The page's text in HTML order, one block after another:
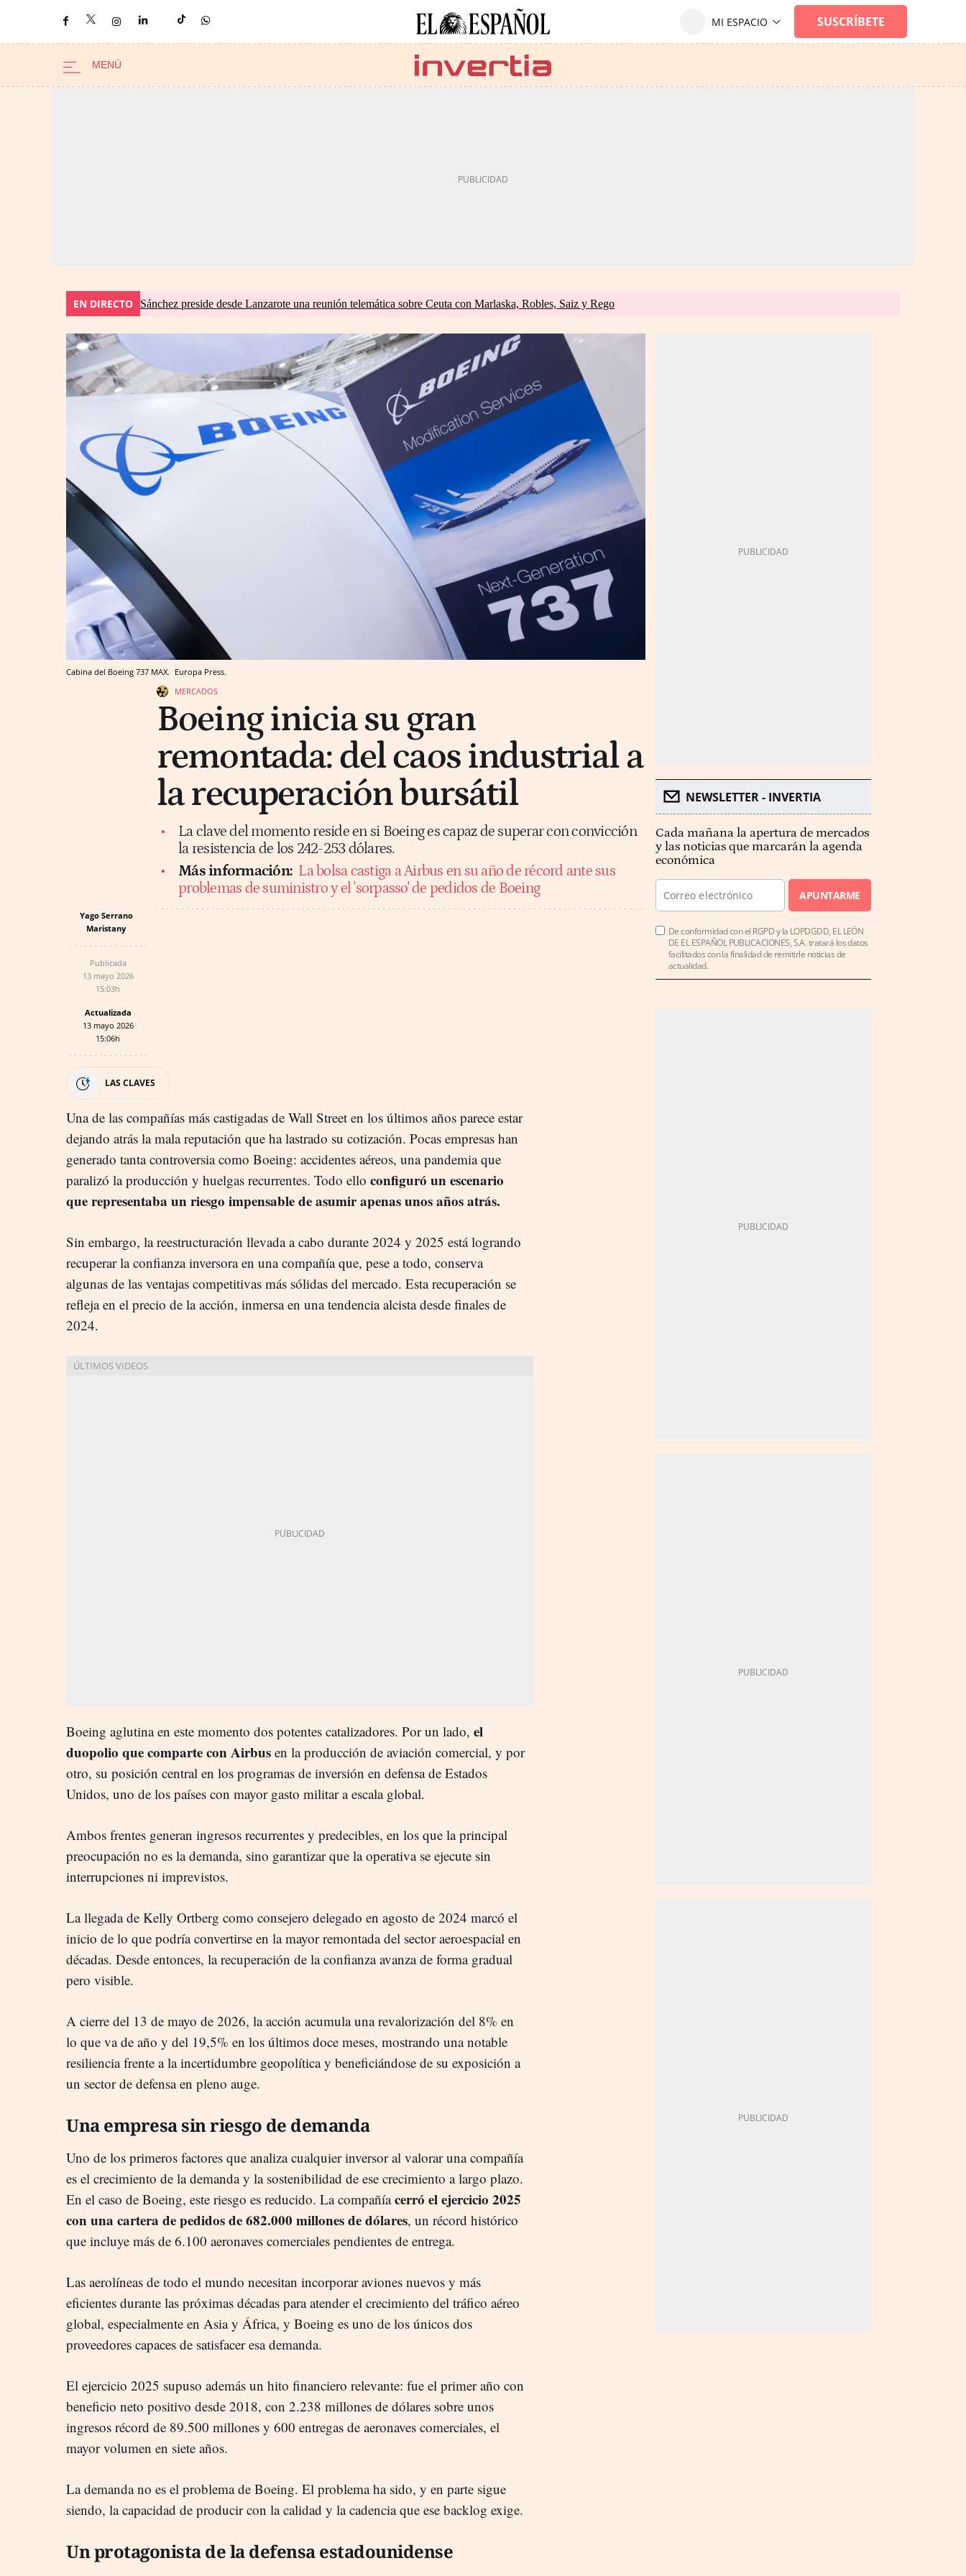
EN DIRECTO Sánchez preside desde Lanzarote una reunión telemática sobre Ceuta con Marlaska, Robles, Saiz y Rego
Cabina del Boeing 737 MAX. Europa Press.
MERCADOS
Boeing inicia su gran
remontada: del caos industrial a
la recuperación bursátil
La clave del momento reside en si Boeing es capaz de superar con convicción
la resistencia de los 242-253 dólares.
Más información: La bolsa castiga a Airbus en su año de récord ante sus
problemas de suministro y el 'sorpasso' de pedidos de Boeing
Yago Serrano
Maristany
Publicada
13 mayo 2026
15:03h
Actualizada
13 mayo 2026
15:06h
LAS CLAVES
Una de las compañías más castigadas de Wall Street en los últimos años parece estar
dejando atrás la mala reputación que ha lastrado su cotización. Pocas empresas han
generado tanta controversia como Boeing: accidentes aéreos, una pandemia que
paralizó la producción y huelgas recurrentes. Todo ello configuró un escenario
que representaba un riesgo impensable de asumir apenas unos años atrás.
Sin embargo, la reestructuración llevada a cabo durante 2024 y 2025 está logrando
recuperar la confianza inversora en una compañía que, pese a todo, conserva
algunas de las ventajas competitivas más sólidas del mercado. Esta recuperación se
refleja en el precio de la acción, inmersa en una tendencia alcista desde finales de
2024.
Boeing aglutina en este momento dos potentes catalizadores. Por un lado, el
duopolio que comparte con Airbus en la producción de aviación comercial, y por
otro, su posición central en los programas de inversión en defensa de Estados
Unidos, uno de los países con mayor gasto militar a escala global.
Ambos frentes generan ingresos recurrentes y predecibles, en los que la principal
preocupación no es la demanda, sino garantizar que la operativa se ejecute sin
interrupciones ni imprevistos.
La llegada de Kelly Ortberg como consejero delegado en agosto de 2024 marcó el
inicio de lo que podría convertirse en la mayor remontada del sector aeroespacial en
décadas. Desde entonces, la recuperación de la confianza avanza de forma gradual
pero visible.
A cierre del 13 de mayo de 2026, la acción acumula una revalorización del 8% en
lo que va de año y del 19,5% en los últimos doce meses, mostrando una notable
resiliencia frente a la incertidumbre geopolítica y beneficiándose de su exposición a
un sector de defensa en pleno auge.
Una empresa sin riesgo de demanda
Uno de los primeros factores que analiza cualquier inversor al valorar una compañía
es el crecimiento de la demanda y la sostenibilidad de ese crecimiento a largo plazo.
En el caso de Boeing, este riesgo es reducido. La compañíacerró el ejercicio 2025
con una cartera de pedidos de 682.000 millones de dólares, un récord histórico
que incluye más de 6.100 aeronaves comerciales pendientes de entrega.
Las aerolíneas de todo el mundo necesitan incorporar aviones nuevos y más
eficientes durante las próximas décadas para atender el crecimiento del tráfico aéreo
global, especialmente en Asia y África, y Boeing es uno de los únicos dos
proveedores capaces de satisfacer esa demanda.
El ejercicio 2025 supuso además un hito financiero relevante: fue el primer año con
beneficio neto positivo desde 2018, con 2.238 millones de dólares sobre unos
ingresos récord de 89.500 millones y 600 entregas de aeronaves comerciales, el
mayor volumen en siete años.
La demanda no es el problema de Boeing. El problema ha sido, y en parte sigue
siendo, la capacidad de producir con la calidad y la cadencia que ese backlog exige.
Un protagonista de la defensa estadounidense
NEWSLETTER - INVERTIA
Cada mañana la apertura de mercados
y las noticias que marcarán la agenda
económica
APUNTARME
De conformidad con el RGPD y la LOPDGDD, EL LEÓN
DE EL ESPAÑOL PUBLICACIONES, S.A. tratará los datos
facilitados con la finalidad de remitirle noticias de
actualidad.